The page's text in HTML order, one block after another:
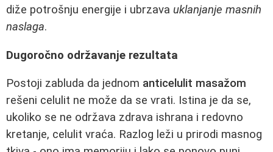
diže potrošnju energije i ubrzava uklanjanje masnih
naslaga.
Dugoročno održavanje rezultata
Postoji zabluda da jednom anticelulit masažom
rešeni celulit ne može da se vrati. Istina je da se,
ukoliko se ne održava zdrava ishrana i redovno
kretanje, celulit vraća. Razlog leži u prirodi masnog